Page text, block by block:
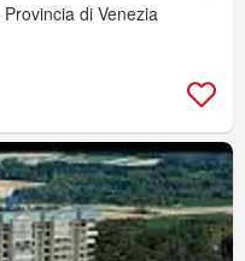
di Venezia